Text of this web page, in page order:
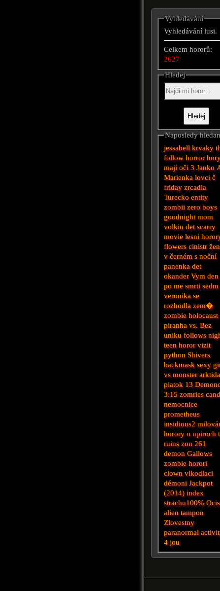
Vyhledávání
Vyhledávání lusi.
Celkem hororů:
2627
Hledej
Naposledy
jessabell krvaky
follow horror
mají oči 3 Janko
Marienka lovci č
friday zrcadla
Turecko entity
zombii zero boys
goodnight mom
volkin det scarry
movie lesni
flowers cinistr
v černém s noční
panenka det
okander Vym den
po me smrti sedm
veronika se
rozhodla zem�
zombie holocaust
piranha vs. Bez
uniku follows
teen horor vizit
python Shivers
backmask sexy
vs monster
piatok 13
3:15 zomries
nemocnice
prometheus
insidious2
horory o upiroch
ruins zon 261
demon Gallows
zombie horori
clown vlkodlaci
démoni Jackpot
(2014) index
strachu100%
alien tampon
Zlovestny
paranormal
4 jou